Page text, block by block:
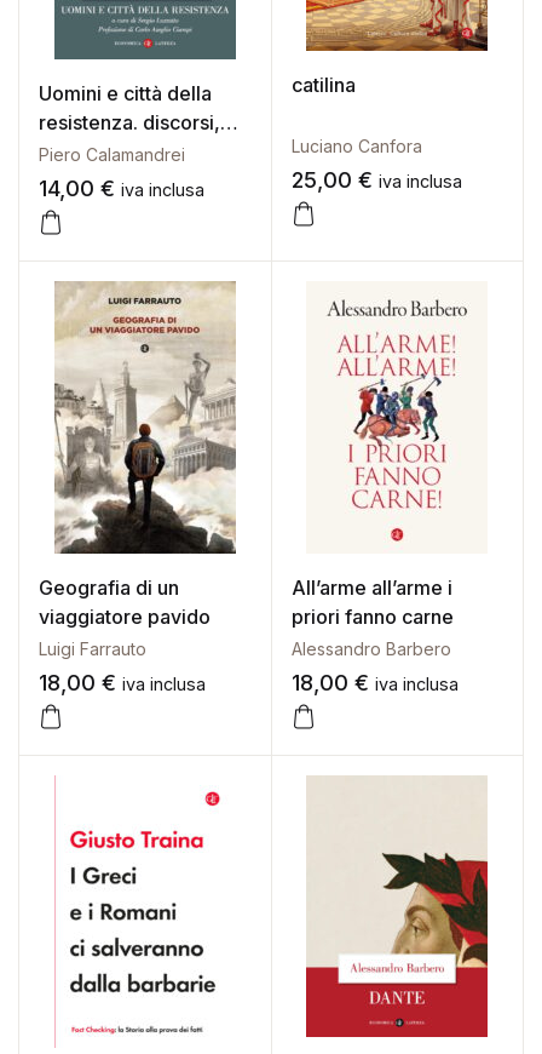
Uomini e città della
resistenza. discorsi,
scritti ed epigrafi
Piero Calamandrei
14,00 € iva inclusa
catilina
Luciano Canfora
25,00 € iva inclusa
Geografia di un
viaggiatore pavido
Luigi Farrauto
18,00 € iva inclusa
All’arme all’arme i
priori fanno carne
Alessandro Barbero
18,00 € iva inclusa